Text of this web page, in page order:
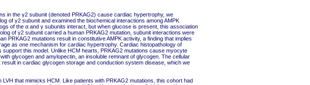
in the γ2 subunit (denoted PRKAG2) cause cardiac hypertrophy, we
of γ2 subunit and examined the biochemical interactions among AMPK
of the α and γ subunits interact, but when glucose is present, this association
of γ2 subunit carried a human PRKAG2 mutation, subunit interactions were
PRKAG2 mutations result in constitutive AMPK activity, a finding that implies
as one mechanism for cardiac hypertrophy. Cardiac histopathology of
this model. Unlike HCM hearts, PRKAG2 mutations cause myocyte
glycogen and amylopectin, an insoluble remnant of glycogen. The cellular
in cardiac glycogen storage and conduction system disease, which we
that mimicks HCM. Like patients with PRKAG2 mutations, this cohort had